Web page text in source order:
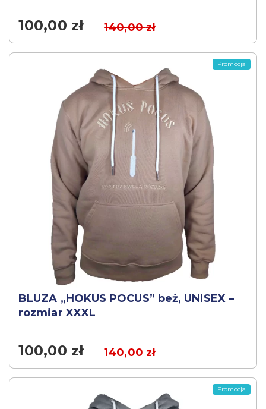
100,00 zł 140,00zł
BLUZA „HOKUS POCUS” beż, UNISEX –
rozmiar XXXL
Promocja
100,00 zł 140,00zł
Promocja